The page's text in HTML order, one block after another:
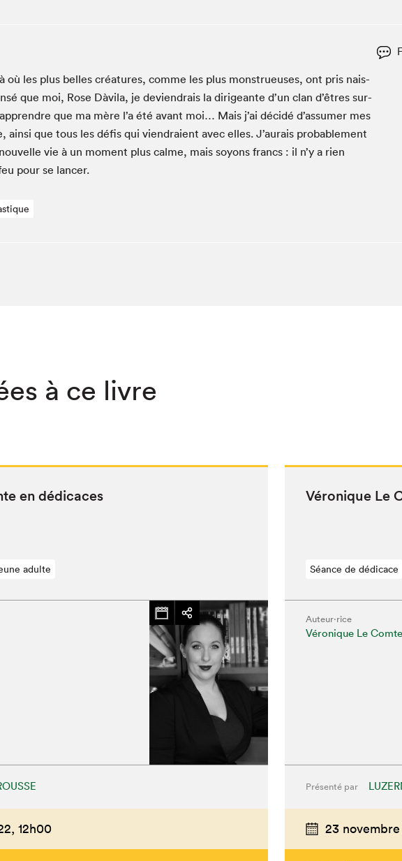
La Maison des libraires
haute du Salon
Liseur Public
Vitrine du Festival littéraire international
bleu
La lecture en cadeau
où les plus belles créa­tures, comme les plus mon­strueuses, ont pris nais­
que moi, Rose Dàvi­la, je deviendrais la dirigeante d’un clan d’êtres sur­
que ma mère l’a été avant moi… Mais j’ai décidé d’assumer mes
ain­si que tous les défis qui viendraient avec elles. J’aurais prob­a­ble­ment
vie à un moment plus calme, mais soyons francs : il n’y a rien
pour se lancer.
à ce livre
en dédicaces
adulte
12h00
Véronique Le
Séance de dédicace
Auteur·rice
Véronique Le Comte
Présenté par
23